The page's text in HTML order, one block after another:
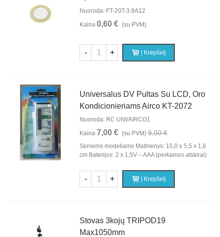
Nuoroda: FT-20T-3.9A12
Kaina0,60 € (su PVM)
- + Į Krepšelį
Universalus DV Pultas Su LCD, Oro
Kondicionieriams Airco KT-2072
Nuoroda: RC UNI/AIRCO1
Kaina 7,00 € (su PVM) 9,00 €
Seniems modeliams Matmenys: 15,0 x 5,5 x 1,6
cm Baterijos: 2 x 1,5V – AAA (perkamos atskirai)
- + Į Krepšelį
Stovas 3kojų TRIPOD19
Max1050mm